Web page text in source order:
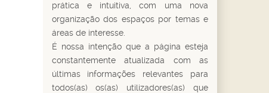
prática e intuitiva, com uma nova
organização dos espaços por temas e
áreas de interesse.
É nossa intenção que a página esteja
constantemente atualizada com as
últimas informações relevantes para
todos(as) os(as) utilizadores(as) que